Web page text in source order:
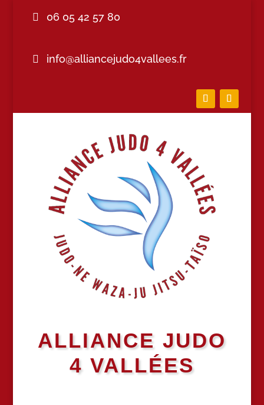
06 05 42 57 80
info@alliancejudo4vallees.fr
ALLIANCE JUDO
4 VALLÉES